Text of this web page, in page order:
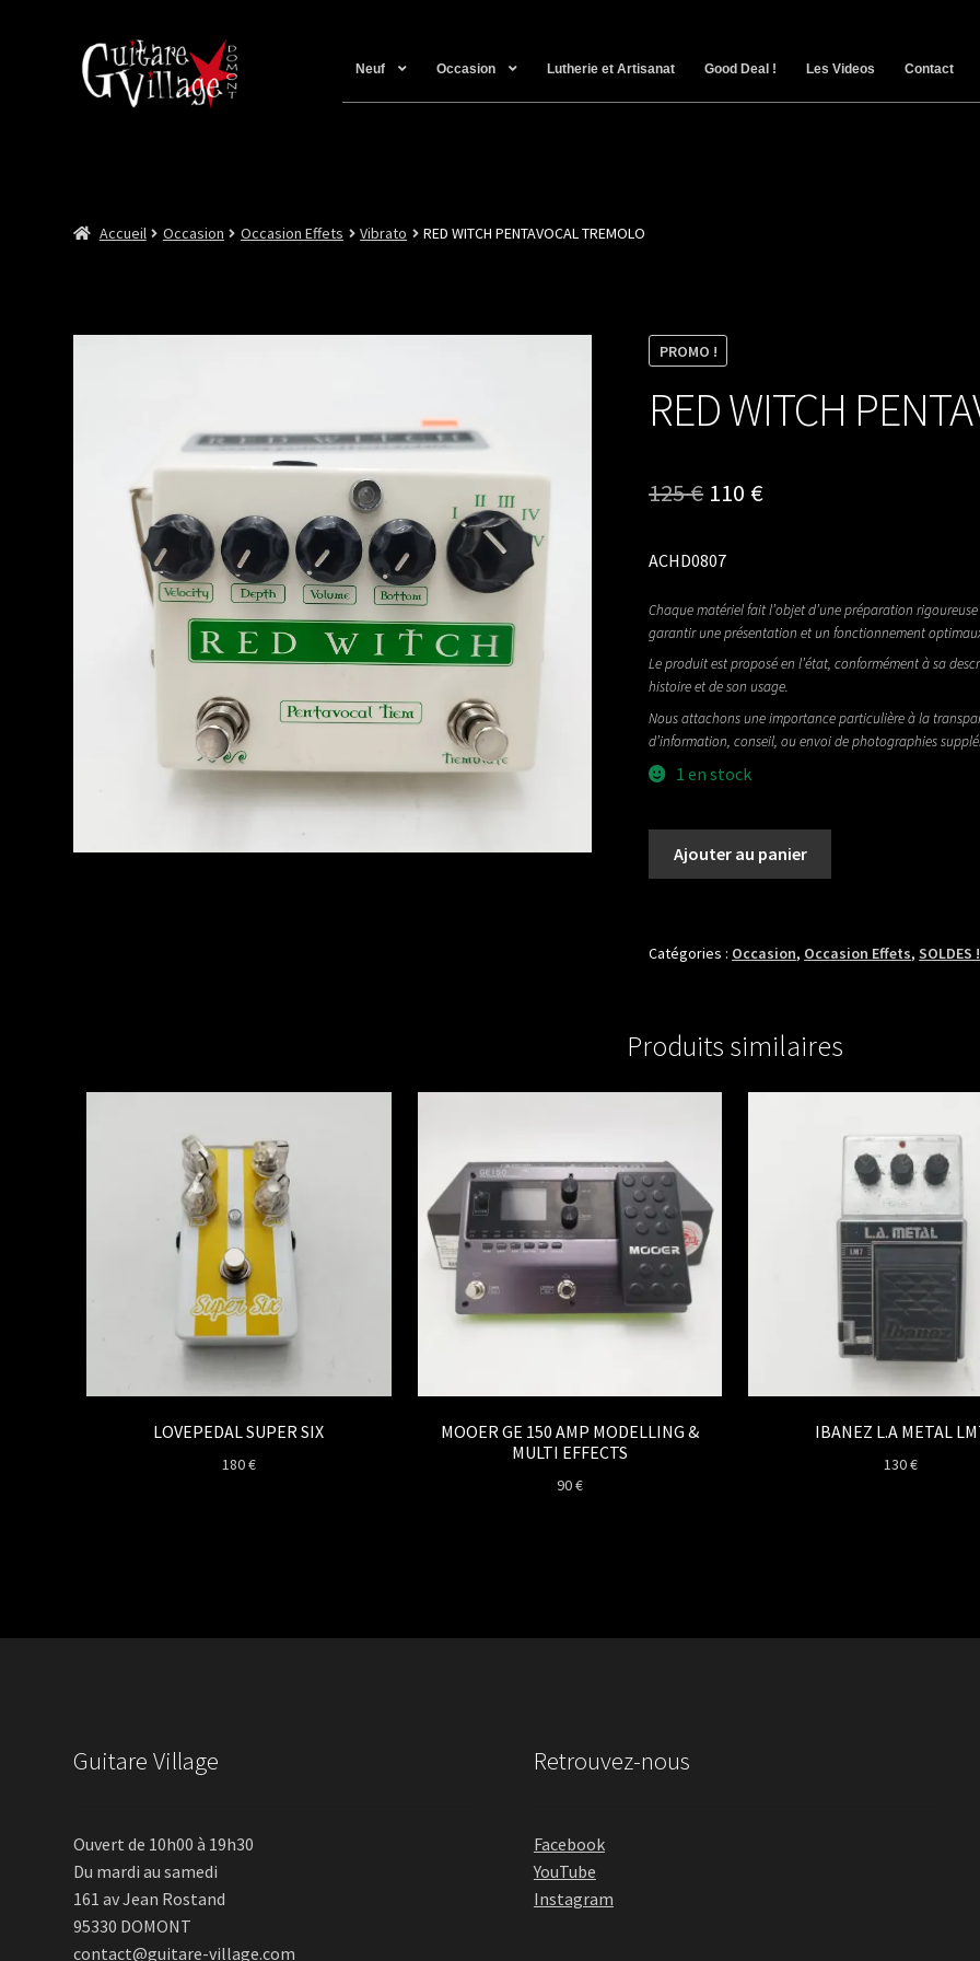
Neuf Occasion Lutherie et Artisanat Good Deal ! Les Videos Contact
Accueil Occasion Occasion Effets Vibrato RED WITCH PENTAVOCAL TREMOLO
PROMO !
RED WITCH
125€ Le
initial
était :
125 €.
110 €Le
est :
110 €.
ACHD0807
Chaque matériel fait l’objet d’une préparation
garantir une présentation et un fonctionnement
Le produit est proposé en l’état, conformément à sa
histoire et de son usage.
Nous attachons une importance particulière à la
d’information, conseil, ou envoi de photographies
1 en stock
PENTAVOCAL
Ajouter au panier
Catégories : Occasion, Occasion Effets,SOLDES !
Produits similaires
LOVEPEDAL SUPER SIX
180€
MOOER GE 150 AMP MODELLING &
MULTI EFFECTS
90€
IBANEZ L.A METAL
130€
Guitare Village
Ouvert de 10h00 à 19h30
Du mardi au samedi
161 av Jean Rostand
95330 DOMONT
contact@guitare-village.com
Retrouvez-nous
Facebook
YouTube
Instagram